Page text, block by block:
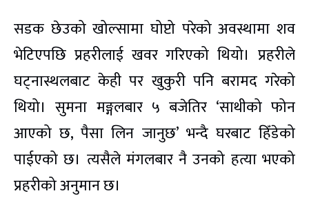
सडक छेउको खोल्सामा घोप्टो परेको अवस्थामा शव
भेटिएपछि प्रहरीलाई खवर गरिएको थियो। प्रहरीले
घट्नास्थलबाट केही पर खुकुरी पनि बरामद गरेको
थियो। सुमना मङ्गलबार ५ बजेतिर ‘साथीको फोन
आएको छ, पैसा लिन जानुछ’ भन्दै घरबाट हिँडेको
पाईएको छ। त्यसैले मंगलबार नै उनको हत्या भएको
प्रहरीको अनुमान छ।